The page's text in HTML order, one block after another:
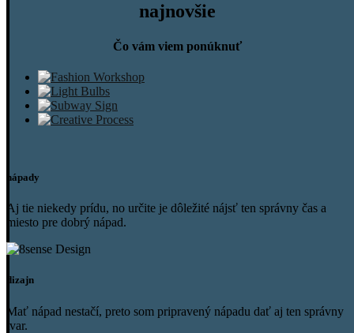
najnovšie
Čo vám viem ponúknuť
nápady
​Aj tie niekedy prídu, no určite je dôležité nájsť ten správny čas a
miesto pre dobrý nápad.
dizajn
​Mať nápad nestačí, preto som pripravený nápadu dať aj ten správny
tvar.